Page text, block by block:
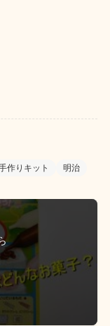
作りキット 明治